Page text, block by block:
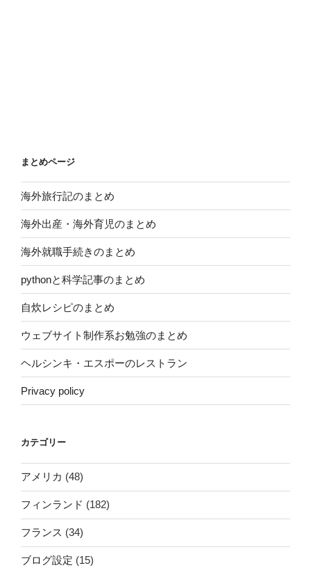
まとめページ
海外旅行記のまとめ
海外出産・海外育児のまとめ
海外就職手続きのまとめ
pythonと科学記事のまとめ
自炊レシピのまとめ
ウェブサイト制作系お勉強のまとめ
ヘルシンキ・エスポーのレストラン
Privacy policy
カテゴリー
アメリカ (48)
フィンランド (182)
フランス (34)
ブログ設定 (15)